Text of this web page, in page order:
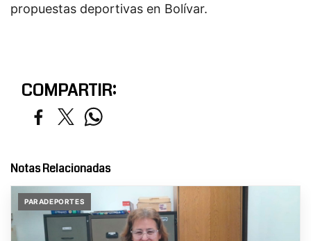
propuestas deportivas en Bolívar.
COMPARTIR:
Notas Relacionadas
PARADEPORTES